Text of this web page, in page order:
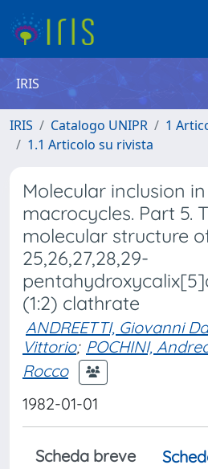
IRIS
IRIS Catalogo UNIPR
1
1.1 Articolo su rivista
Molecular inclusion
macrocycles. Part 5.
molecular structure
25,26,27,28,29-
(1:2) clathrate
ANDREETTI, Giovanni
Vittorio; POCHINI,
Rocco
1982-01-01
Scheda breve